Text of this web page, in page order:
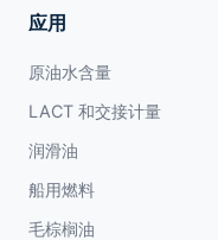
应用
原油水含量
LACT 和交接计量
润滑油
船用燃料
毛棕榈油